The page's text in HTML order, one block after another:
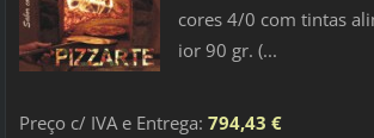
cores 4/0 com tintas
ior 90 gr. (...
Preço c/ IVA e Entrega: 794,43 €